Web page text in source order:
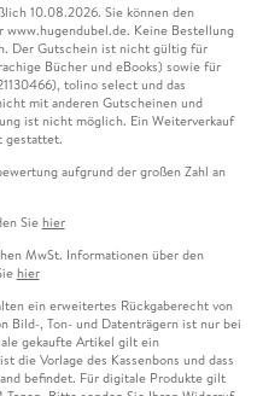
10.08.2026. Sie können den
Keine Bestellung
Der Gutschein ist nicht gültig für
Bücher und eBooks) sowie für
tolino select und das
mit anderen Gutscheinen und
ist nicht möglich. Ein Weiterverkauf
gestattet.
aufgrund der großen Zahl an
Sie hier
MwSt. Informationen über den
hier
ein erweitertes Rückgaberecht von
Bild-, Ton- und Datenträgern ist nur bei
gekaufte Artikel gilt ein
die Vorlage des Kassenbons und dass
befindet. Für digitale Produkte gilt